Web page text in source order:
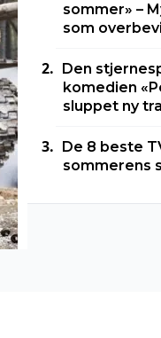
sommer» –
som
Den
komedien
sluppet ny
De 8 beste
sommerens